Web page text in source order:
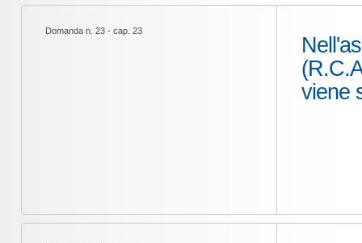
Domanda n. 23 - cap. 23
viene